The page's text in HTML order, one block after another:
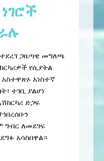
ጋዜጣዊ መግለጫ
የሲያትል
አነስተኛ
ተገቢ ያልሆነ
ድጋፍ
ግብር ለመደገፍ
አሳስበዋል።